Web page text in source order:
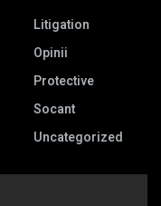
Litigation
Opinii
Protective
Socant
Uncategorized